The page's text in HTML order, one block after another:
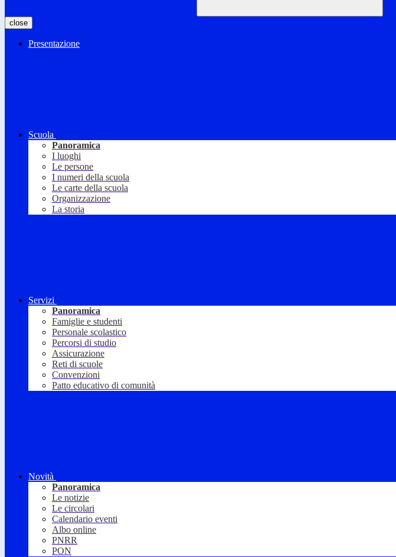
close
Presentazione
Scuola
Panoramica
I luoghi
Le persone
I numeri della scuola
Le carte della scuola
Organizzazione
La storia
Servizi
Panoramica
Famiglie e studenti
Personale scolastico
Percorsi di studio
Assicurazione
Reti di scuole
Convenzioni
Patto educativo di comunità
Novità
Panoramica
Le notizie
Le circolari
Calendario eventi
Albo online
PNRR
PON